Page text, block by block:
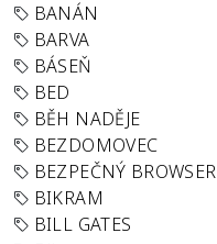
BANÁN
BARVA
BÁSEŇ
BED
BĚH NADĚJE
BEZDOMOVEC
BEZPEČNÝ BROWSER
BIKRAM
BILL GATES